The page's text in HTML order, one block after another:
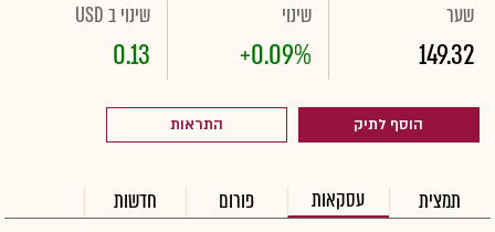
שער
149.32
שינוי
+0.09%
שינוי ב USD
0.13
הוסף לתיק התראות
תמצית עסקאות פורום חדשות